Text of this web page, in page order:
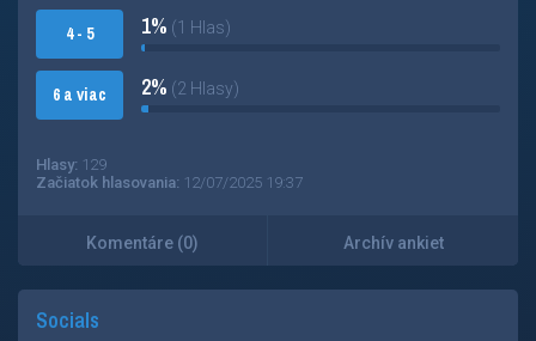
4 - 5
6 a viac
1% (1 Hlas)
2% (2 Hlasy)
Hlasy: 129
Začiatok hlasovania: 12/07/2025 19:37
Komentáre (0) Archív ankiet
Socials